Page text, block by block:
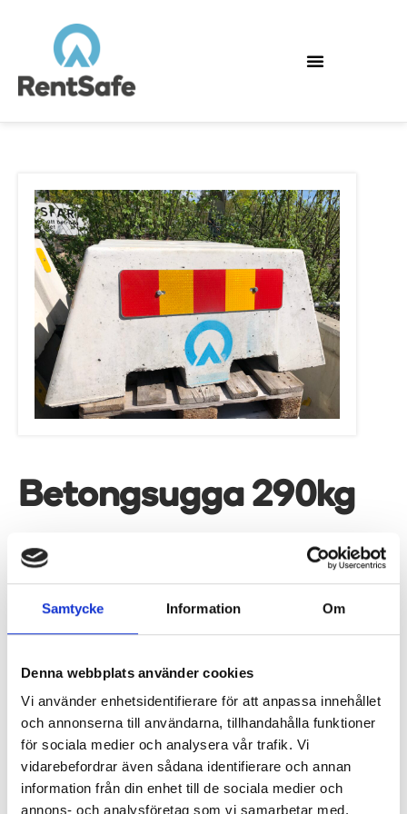
Samtycke Information Om
Denna webbplats använder cookies
Vi använder enhetsidentifierare för att anpassa innehållet
och annonserna till användarna, tillhandahålla funktioner
för sociala medier och analysera vår trafik. Vi
vidarebefordrar även sådana identifierare och annan
information från din enhet till de sociala medier och
annons- och analysföretag som vi samarbetar med.
Betongsugga 290kg
Betongsugga 290 kg är en stabil lösning för att
skapa tillfälliga eller permanenta avgränsningar i
vägar. Den är konstruerad för att ge ett säkert
montering av järnrör till trafikmärken.
Egenskaper • Vikt: 290 kg för hög stabilitet. •
Robust konstruktion som står stadigt även vid
hård belastning. • Avgränsning av ytor – effektivt
för byggarbetsplatser, vägarbeten och offentliga
miljöer. • Montering av trafikmärken – utrustad